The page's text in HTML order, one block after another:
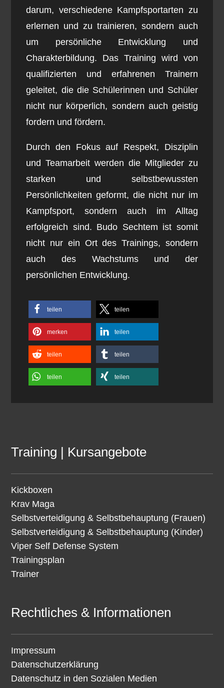
darum, verschiedene Kampfsportarten zu
erlernen und zu trainieren, sondern auch
um persönliche Entwicklung und
Charakterbildung. Das Training wird von
qualifizierten und erfahrenen Trainern
geleitet, die die Schülerinnen und Schüler
nicht nur körperlich, sondern auch geistig
fordern und fördern.
Durch den Fokus auf Respekt, Disziplin
und Teamarbeit werden die Mitglieder zu
starken und selbstbewussten
Persönlichkeiten geformt, die nicht nur im
Kampfsport, sondern auch im Alltag
erfolgreich sind. Budo Sechtem ist somit
nicht nur ein Ort des Trainings, sondern
auch des Wachstums und der
persönlichen Entwicklung.
teilen teilen
merken teilen
teilen teilen
teilen teilen
Training | Kursangebote
Kickboxen
Krav Maga
Selbstverteidigung & Selbstbehauptung (Frauen)
Selbstverteidigung & Selbstbehauptung (Kinder)
Viper Self Defense System
Trainingsplan
Trainer
Rechtliches & Informationen
Impressum
Datenschutzerklärung
Datenschutz in den Sozialen Medien